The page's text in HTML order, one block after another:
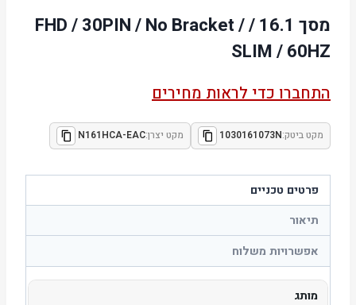
מסך 16.1 / FHD / 30PIN / No Bracket /
SLIM / 60HZ
התחברו כדי לראות מחירים
מקט ביטק:1030161073N מקט יצרן:N161HCA-EAC
פרטים טכניים
תיאור
אפשרויות משלוח
מותג